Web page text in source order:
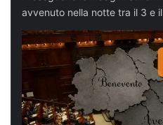
avvenuto nella notte tra il 3 e